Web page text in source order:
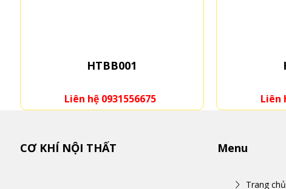
Liên hệ 0931556675
CƠ KHÍ NỘI THẤT Menu
Trang chủ